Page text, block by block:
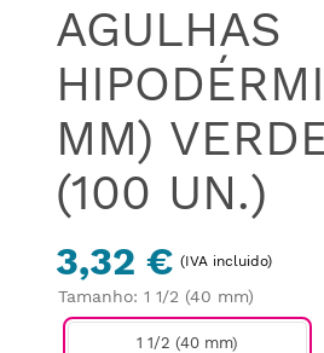
AGULHAS
MM)
(100 UN.)
3,32 € (IVA incluido)
Tamanho: 1 1/2 (40 mm)
1 1/2 (40 mm)